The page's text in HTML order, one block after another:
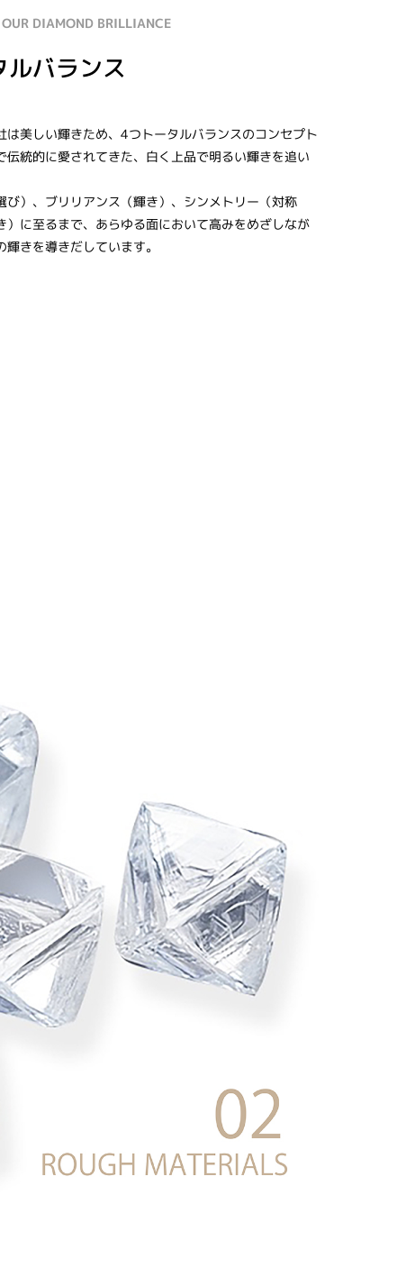
DIAMOND BRILLIANCE
バランス
は美しい輝きため、4つトータルバランスのコンセプト
伝統的に愛されてきた、白く上品で明るい輝きを追い
び）、ブリリアンス（輝き）、シンメトリー（対称
）に至るまで、あらゆる面において高みをめざしなが
きを導きだしています。